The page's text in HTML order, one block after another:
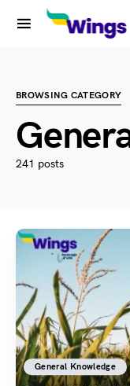
BROWSING CATEGORY
241 posts
General Knowledge